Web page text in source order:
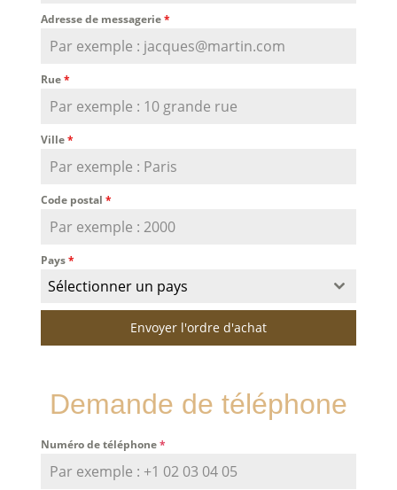
Adresse de messagerie*
Rue*
Ville*
Code postal *
Pays*
Sélectionner un pays
Envoyer l'ordre d'achat
Demande de téléphone
Numéro de téléphone*